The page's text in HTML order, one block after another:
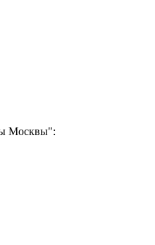
Москвы":